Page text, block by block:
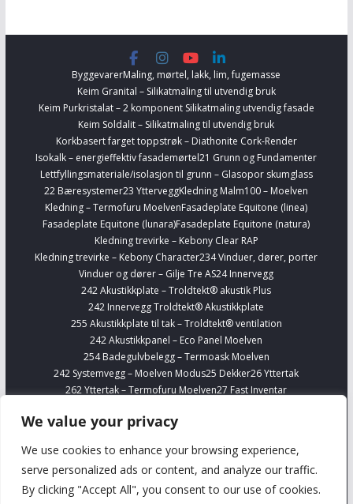
We value your privacy
We use cookies to enhance your browsing experience,
serve personalized ads or content, and analyze our traffic.
By clicking "Accept All", you consent to our use of cookies.
ByggevarerMaling, mørtel, lakk, lim, fugemasse
Keim Granital – Silikatmaling til utvendig bruk
Keim Purkristalat – 2 komponent Silikatmaling utvendig fasade
Keim Soldalit – Silikatmaling til utvendig bruk
Korkbasert farget toppstrøk – Diathonite Cork-Render
Isokalk – energieffektiv fasademørtel21 Grunn og Fundamenter
Lettfyllingsmateriale/isolasjon til grunn – Glasopor skumglass
22 Bæresystemer23 YtterveggKledning Malm100 – Moelven
Kledning – Termofuru MoelvenFasadeplate Equitone (linea)
Fasadeplate Equitone (lunara)Fasadeplate Equitone (natura)
Kledning trevirke – Kebony Clear RAP
Kledning trevirke – Kebony Character234 Vinduer, dører, porter
Vinduer og dører – Gilje Tre AS24 Innervegg
242 Akustikkplate – Troldtekt® akustik Plus
242 Innervegg Troldtekt® Akustikkplate
255 Akustikkplate til tak – Troldtekt® ventilation
242 Akustikkpanel – Eco Panel Moelven
254 Badegulvbelegg – Termoask Moelven
242 Systemvegg – Moelven Modus25 Dekker26 Yttertak
262 Yttertak – Termofuru Moelven27 Fast Inventar
254 Gulvbelegg Forbo Marmoleum Banevare
Silisium bronse og prefittings – Viega
Komplett rustfritt stålrørsystem til drikkevannsintallasjoner – 1.4401
Viega